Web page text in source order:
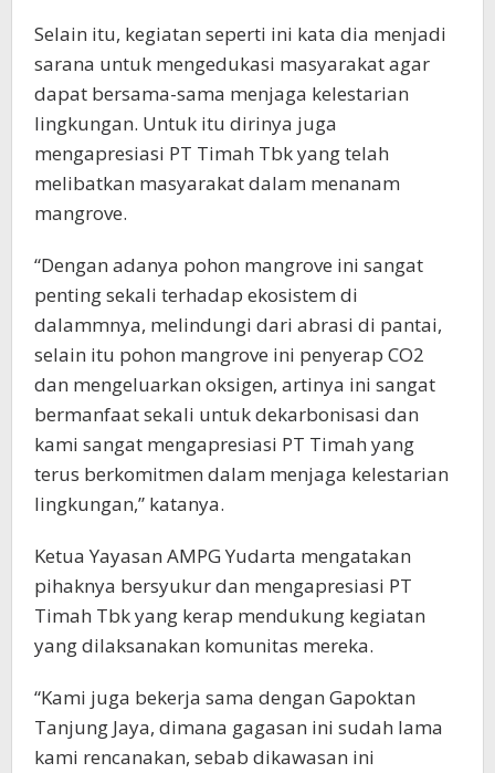
Selain itu, kegiatan seperti ini kata dia menjadi
sarana untuk mengedukasi masyarakat agar
dapat bersama-sama menjaga kelestarian
lingkungan. Untuk itu dirinya juga
mengapresiasi PT Timah Tbk yang telah
melibatkan masyarakat dalam menanam
mangrove.
“Dengan adanya pohon mangrove ini sangat
penting sekali terhadap ekosistem di
dalammnya, melindungi dari abrasi di pantai,
selain itu pohon mangrove ini penyerap CO2
dan mengeluarkan oksigen, artinya ini sangat
bermanfaat sekali untuk dekarbonisasi dan
kami sangat mengapresiasi PT Timah yang
terus berkomitmen dalam menjaga kelestarian
lingkungan,” katanya.
Ketua Yayasan AMPG Yudarta mengatakan
pihaknya bersyukur dan mengapresiasi PT
Timah Tbk yang kerap mendukung kegiatan
yang dilaksanakan komunitas mereka.
“Kami juga bekerja sama dengan Gapoktan
Tanjung Jaya, dimana gagasan ini sudah lama
kami rencanakan, sebab dikawasan ini